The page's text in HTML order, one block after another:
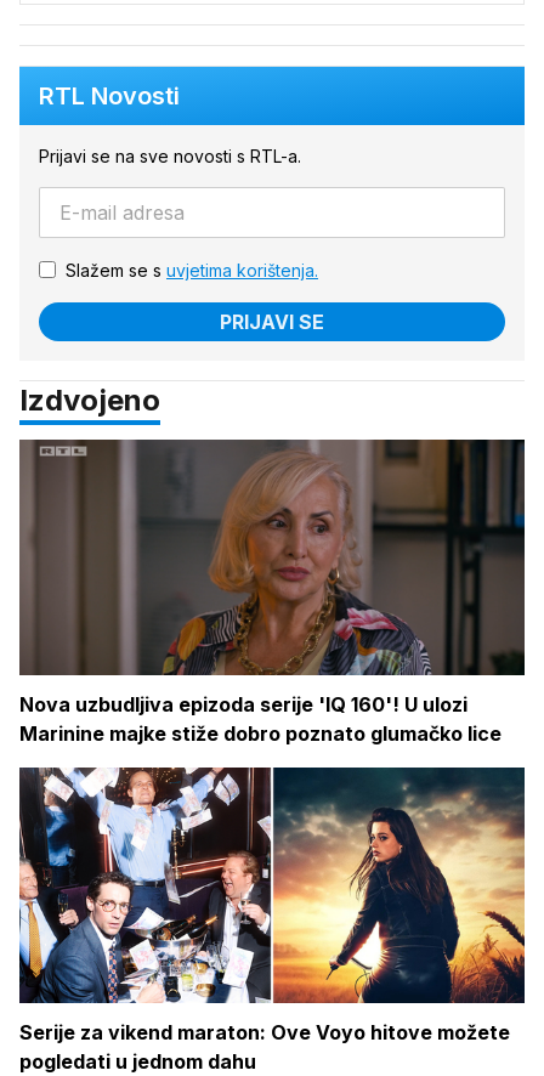
RTL Novosti
Prijavi se na sve novosti s RTL-a.
Slažem se s uvjetima korištenja.
PRIJAVI SE
Izdvojeno
Nova uzbudljiva epizoda serije 'IQ 160'! U ulozi
Marinine majke stiže dobro poznato glumačko lice
Serije za vikend maraton: Ove Voyo hitove možete
pogledati u jednom dahu